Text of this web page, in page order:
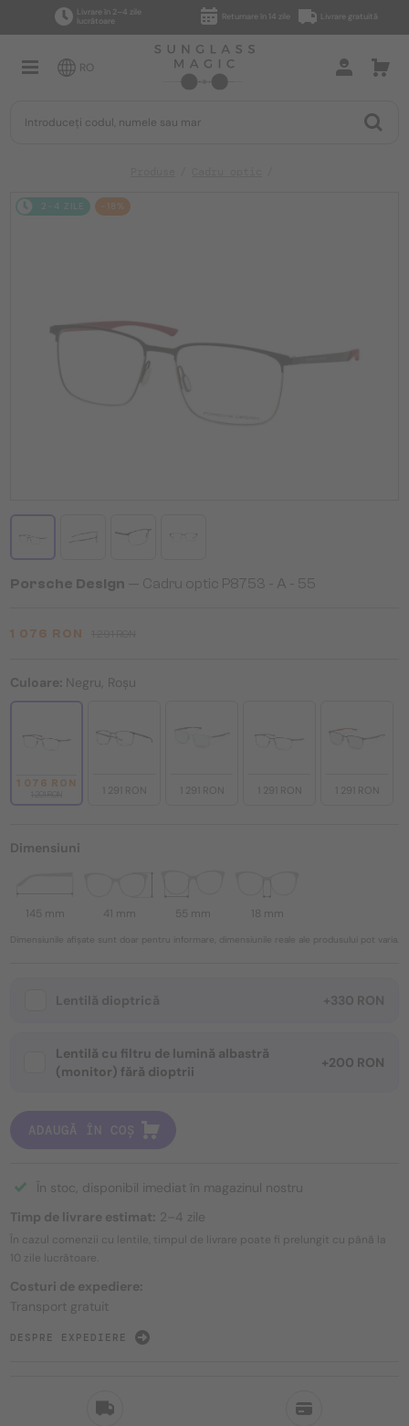
Livrare în 2–4 zile
lucrătoare
Returnare în 14 zile Livrare gratuită
RO
2-4 ZILE -18%
Porsche Design — Cadru optic P8753 - A - 55
1 076 RON
Culoare: Negru, Roșu
1 076 RON
1 291 RON 1 291 RON 1 291 RON 1 291 RON
Dimensiuni
145 mm 41 mm 55 mm 18 mm
Dimensiunile afișate sunt doar pentru informare, dimensiunile reale ale produsului pot varia.
Lentilă dioptrică +330 RON
Lentilă cu filtru de lumină albastră
(monitor) fără dioptrii
+200 RON
ADAUGĂ ÎN COȘ
În stoc, disponibil imediat în magazinul nostru
Timp de livrare estimat: 2–4 zile
În cazul comenzii cu lentile, timpul de livrare poate fi prelungit cu până la
10 zile lucrătoare.
Costuri de expediere:
Transport gratuit
DESPRE EXPEDIERE